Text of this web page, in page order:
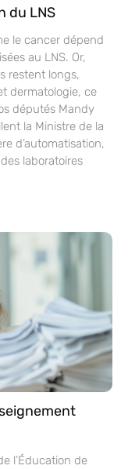
du LNS
le cancer dépend
au LNS. Or,
restent longs,
dermatologie, ce
députés Mandy
la Ministre de la
d’automatisation,
laboratoires
l’Éducation de